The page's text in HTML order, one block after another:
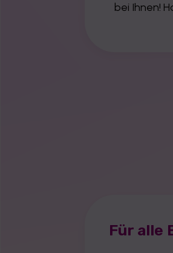
bei Ihnen!
Für alle